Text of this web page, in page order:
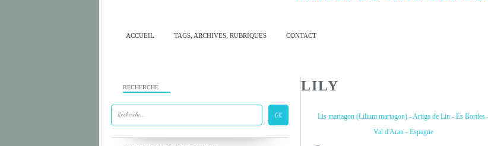
ACCUEIL TAGS, ARCHIVES, RUBRIQUES CONTACT
LILY
Lis martagon (Lilium martagon) - Artiga de Lin - Es Bordes
Val d'Aran - Espagne
RECHERCHE